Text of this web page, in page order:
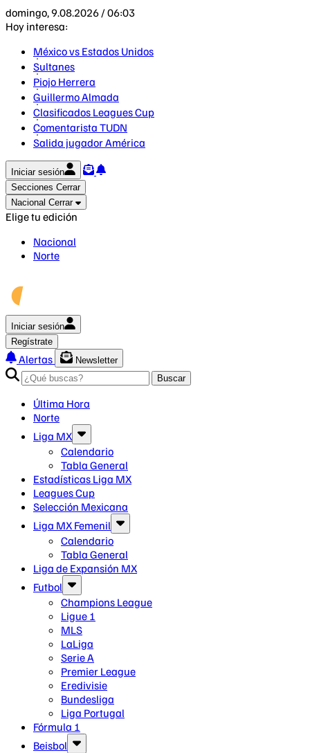
domingo, 9.08.2026 / 06:03
Hoy interesa:
México vs Estados Unidos
Sultanes
Piojo Herrera
Guillermo Almada
Clasificados Leagues Cup
Comentarista TUDN
Salida jugador América
Iniciar sesión
Secciones Cerrar
Nacional Cerrar
Elige tu edición
Nacional
Norte
Iniciar sesión
Regístrate
Alertas
Newsletter
Buscar
Última Hora
Norte
Liga MX
Calendario
Tabla General
Estadísticas Liga MX
Leagues Cup
Selección Mexicana
Liga MX Femenil
Calendario
Tabla General
Liga de Expansión MX
Futbol
Champions League
Ligue 1
MLS
LaLiga
Serie A
Premier League
Eredivisie
Bundesliga
Liga Portugal
Fórmula 1
Beisbol